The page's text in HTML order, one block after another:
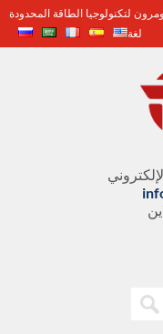
لتكنولوجيا الطاقة المحدودة
لغة